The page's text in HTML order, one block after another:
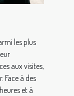
les plus
aux visites,
Face à des
et à